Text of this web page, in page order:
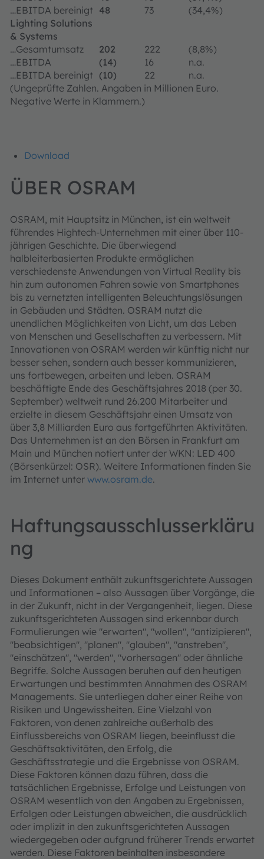
…EBITDA bereinigt 48 73
(34,4%)
Lighting Solutions
& Systems
…Gesamtumsatz
202 222
(8,8%)
…EBITDA
(14) 16
n.a.
…EBITDA bereinigt (10) 22
n.a.
(Ungeprüfte Zahlen. Angaben in Millionen Euro.
Negative Werte in Klammern.)
Download
ÜBER OSRAM
OSRAM, mit Hauptsitz in München, ist ein weltweit
führendes Hightech-Unternehmen mit einer über 110-
jährigen Geschichte. Die überwiegend
halbleiterbasierten Produkte ermöglichen
verschiedenste Anwendungen von Virtual Reality bis
hin zum autonomen Fahren sowie von Smartphones
bis zu vernetzten intelligenten Beleuchtungslösungen
in Gebäuden und Städten. OSRAM nutzt die
unendlichen Möglichkeiten von Licht, um das Leben
von Menschen und Gesellschaften zu verbessern. Mit
Innovationen von OSRAM werden wir künftig nicht nur
besser sehen, sondern auch besser kommunizieren,
uns fortbewegen, arbeiten und leben. OSRAM
beschäftigte Ende des Geschäftsjahres 2018 (per 30.
September) weltweit rund 26.200 Mitarbeiter und
erzielte in diesem Geschäftsjahr einen Umsatz von
über 3,8 Milliarden Euro aus fortgeführten Aktivitäten.
Das Unternehmen ist an den Börsen in Frankfurt am
Main und München notiert unter der WKN: LED 400
(Börsenkürzel: OSR). Weitere Informationen finden Sie
im Internet unter www.osram.de.
Haftungsausschlusserkläru
ng
Dieses Dokument enthält zukunftsgerichtete Aussagen
und Informationen – also Aussagen über Vorgänge, die
in der Zukunft, nicht in der Vergangenheit, liegen. Diese
zukunftsgerichteten Aussagen sind erkennbar durch
Formulierungen wie "erwarten", "wollen", "antizipieren",
"beabsichtigen", "planen", "glauben", "anstreben",
"einschätzen", "werden", "vorhersagen" oder ähnliche
Begriffe. Solche Aussagen beruhen auf den heutigen
Erwartungen und bestimmten Annahmen des OSRAM
Managements. Sie unterliegen daher einer Reihe von
Risiken und Ungewissheiten. Eine Vielzahl von
Faktoren, von denen zahlreiche außerhalb des
Einflussbereichs von OSRAM liegen, beeinflusst die
Geschäftsaktivitäten, den Erfolg, die
Geschäftsstrategie und die Ergebnisse von OSRAM.
Diese Faktoren können dazu führen, dass die
tatsächlichen Ergebnisse, Erfolge und Leistungen von
OSRAM wesentlich von den Angaben zu Ergebnissen,
Erfolgen oder Leistungen abweichen, die ausdrücklich
oder implizit in den zukunftsgerichteten Aussagen
wiedergegeben oder aufgrund früherer Trends erwartet
werden. Diese Faktoren beinhalten insbesondere